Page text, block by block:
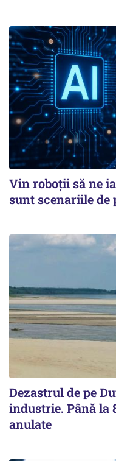
Vin roboţii să ne
sunt scenariile de
Dezastrul de pe
industrie. Până la
anulate